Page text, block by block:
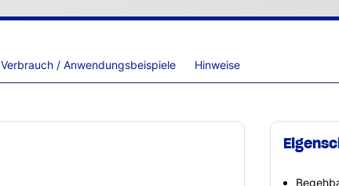
Verbrauch / Anwendungsbeispiele Hinweise